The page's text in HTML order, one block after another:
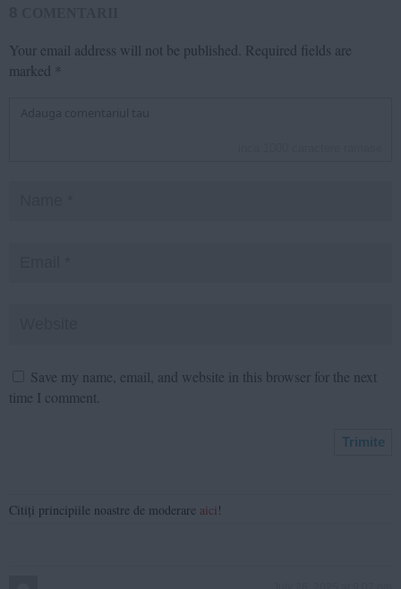
Your email address will not be published. Required fields are
marked *
Save my name, email, and website in this browser for the next
time I comment.
Citiți principiile noastre de moderare aici !